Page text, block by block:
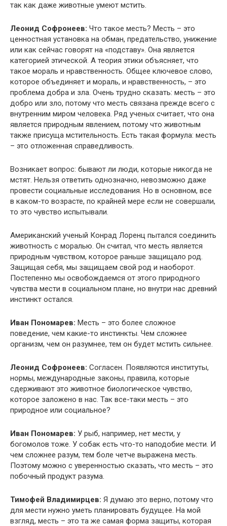
так как даже животные умеют мстить.
Леонид Софронеев: Что такое месть? Месть – это
ценностная установка на обман, предательство, унижение
или как сейчас говорят на «подставу». Она является
категорией этической. А теория этики объясняет, что
такое мораль и нравственность. Общее ключевое слово,
которое объединяет и мораль, и нравственность, – это
проблема добра и зла. Очень трудно сказать: месть – это
добро или зло, потому что месть связана прежде всего с
внутренним миром человека. Ряд ученых считает, что она
является природным явлением, потому что животным
также присуща мстительность. Есть такая формула: месть
– это отложенная справедливость.
Возникает вопрос: бывают ли люди, которые никогда не
мстят. Нельзя ответить однозначно, невозможно даже
провести социальные исследования. Но в основном, все
в каком-то возрасте, по крайней мере если не совершали,
то это чувство испытывали.
Американский ученый Конрад Лоренц пытался соединить
животность с моралью. Он считал, что месть является
природным чувством, которое раньше защищало род.
Защищая себя, мы защищаем свой род и наоборот.
Постепенно мы освобождаемся от этого природного
чувства мести в социальном плане, но внутри нас древний
инстинкт остался.
Иван Пономарев: Месть – это более сложное
поведение, чем какие-то инстинкты. Чем сложнее
организм, чем он разумнее, тем он будет мстить сильнее.
Леонид Софронеев: Согласен. Появляются институты,
нормы, международные законы, правила, которые
сдерживают это животное биологическое чувство,
которое заложено в нас. Так все-таки месть – это
природное или социальное?
Иван Пономарев: У рыб, например, нет мести, у
богомолов тоже. У собак есть что-то наподобие мести. И
чем сложнее разум, тем боле четче выражена месть.
Поэтому можно с уверенностью сказать, что месть – это
побочный продукт разума.
Тимофей Владимирцев: Я думаю это верно, потому что
для мести нужно уметь планировать будущее. На мой
взгляд, месть – это та же самая форма защиты, которая